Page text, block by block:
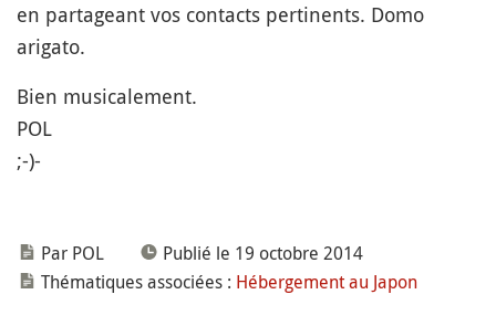
en partageant vos contacts pertinents. Domo
arigato.
Bien musicalement.
POL
;-)-
Par POL
Publié le 19 octobre 2014
Thématiques associées : Hébergement au Japon